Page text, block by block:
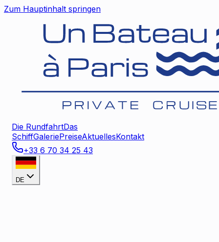
Zum Hauptinhalt springen
Die RundfahrtDas
SchiffGaleriePreiseAktuellesKontakt
+33 6 70 34 25 43
DE